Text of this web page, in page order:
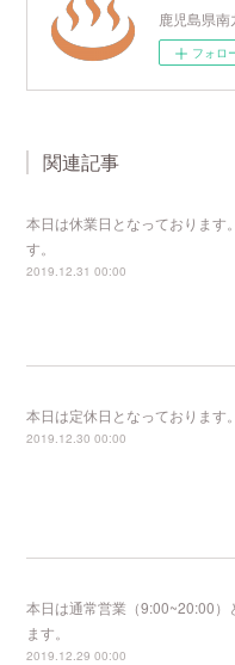
鹿児島県
フォロ
関連記事
本日は休業日となっております
す。
2019.12.31 00:00
本日は定休日となっております。
2019.12.30 00:00
本日は通常営業（9:00~20:00）
ます。
2019.12.29 00:00